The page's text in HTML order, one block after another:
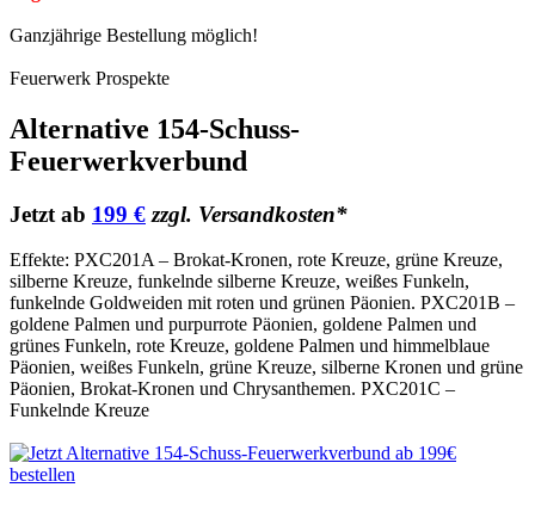
Ganzjährige Bestellung möglich!
Feuerwerk Prospekte
Alternative 154-Schuss-
Feuerwerkverbund
Jetzt ab 199 € zzgl. Versandkosten*
Effekte: PXC201A – Brokat-Kronen, rote Kreuze, grüne Kreuze,
silberne Kreuze, funkelnde silberne Kreuze, weißes Funkeln,
funkelnde Goldweiden mit roten und grünen Päonien. PXC201B –
goldene Palmen und purpurrote Päonien, goldene Palmen und
grünes Funkeln, rote Kreuze, goldene Palmen und himmelblaue
Päonien, weißes Funkeln, grüne Kreuze, silberne Kronen und grüne
Päonien, Brokat-Kronen und Chrysanthemen. PXC201C –
Funkelnde Kreuze